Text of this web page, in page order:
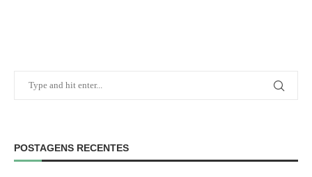
POSTAGENS RECENTES